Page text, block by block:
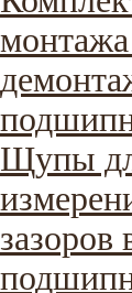
Щупы
зазоров